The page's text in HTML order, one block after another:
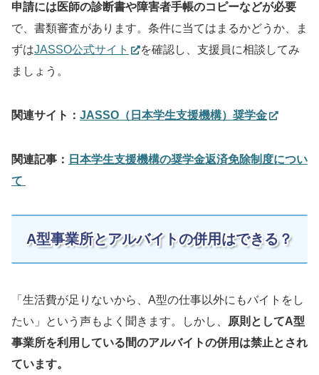
申請には医師の診断書や障害者手帳のコピーなどが必要
で、書類審査があります。条件に当てはまるかどうか、ま
ずはJASSO公式サイト
を確認し、支援員に相談してみ
ましょう。
関連サイト： JASSO（日本学生支援機構）奨学金
関連記事： 日本学生支援機構の奨学金返済免除制度につい
て
A型事業所とアルバイトの併用はできる？
「生活費が足りないから、A型の仕事以外にもバイトをし
たい」という声もよく聞きます。しかし、
原則としてA型
事業所を利用している間のアルバイトの併用は禁止とされ
ています。